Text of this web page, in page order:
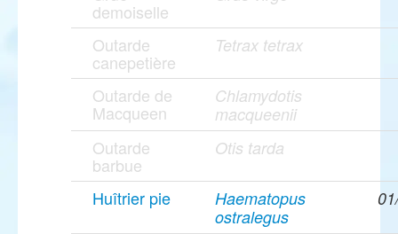
demoiselle
Outarde
canepetière
Tetrax tetrax
Outarde de
Macqueen
Chlamydotis
macqueenii
Outarde
barbue
Otis tarda
Huîtrier pie
Haematopus
ostralegus